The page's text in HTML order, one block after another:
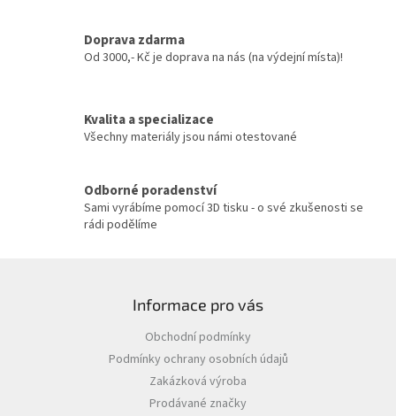
v
ý
p
u
Doprava zdarma
Od 3000,- Kč je doprava na nás (na výdejní místa)!
Kvalita a specializace
Všechny materiály jsou námi otestované
Odborné poradenství
Sami vyrábíme pomocí 3D tisku - o své zkušenosti se
rádi podělíme
Informace pro vás
Obchodní podmínky
Podmínky ochrany osobních údajů
Zakázková výroba
Prodávané značky